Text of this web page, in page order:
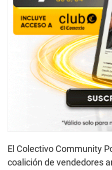
El Colectivo Community
coalición de vendedores